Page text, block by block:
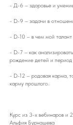
- Д-6 – здоровье и
- D-9 – задачи в
- D-10 – в чем мой
- D-7 – как
рождение детей и период
- D-12 – родовая карма,
карму прошлого.
Курс из 3-х вебинаров и
Альфия Бурнашева